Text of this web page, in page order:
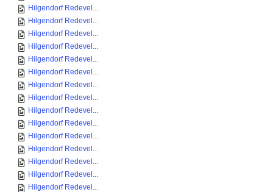
Hilgendorf Redevel...
Hilgendorf Redevel...
Hilgendorf Redevel...
Hilgendorf Redevel...
Hilgendorf Redevel...
Hilgendorf Redevel...
Hilgendorf Redevel...
Hilgendorf Redevel...
Hilgendorf Redevel...
Hilgendorf Redevel...
Hilgendorf Redevel...
Hilgendorf Redevel...
Hilgendorf Redevel...
Hilgendorf Redevel...
Hilgendorf Redevel...